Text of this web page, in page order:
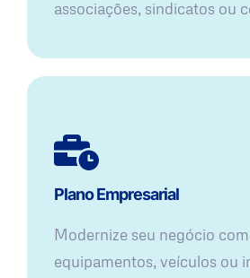
associações, sindicatos ou
Plano Empresarial
Modernize seu negócio com
equipamentos, veículos ou